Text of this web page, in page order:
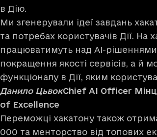
в Дію.
Ми згенерували ідеї завдань
та потребах користувачів Дії.
працюватимуть над AI-
покращення якості сервісів, а й
функціоналу в Дії, яким
Данило ЦьвокChief AI Officer
of Excellence
Переможці хакатону також
000 та менторство від топових